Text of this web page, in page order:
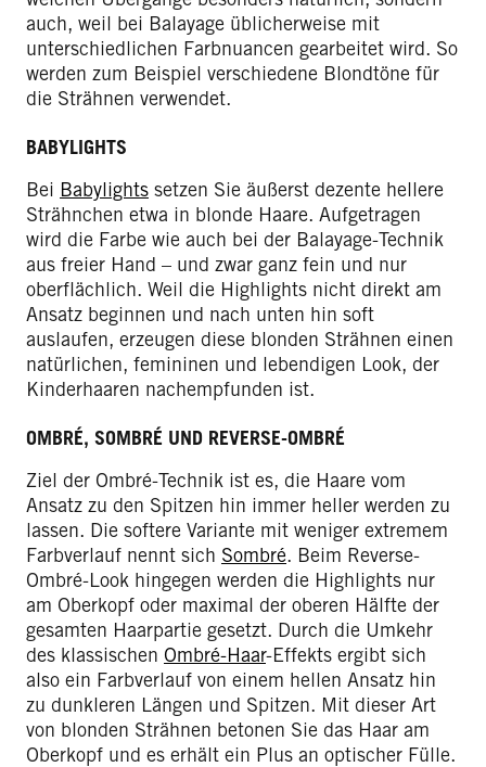
auch, weil bei Balayage üblicherweise mit
unterschiedlichen Farbnuancen gearbeitet wird. So
werden zum Beispiel verschiedene Blondtöne für
die Strähnen verwendet.
BABYLIGHTS
Bei Babylights setzen Sie äußerst dezente hellere
Strähnchen etwa in blonde Haare. Aufgetragen
wird die Farbe wie auch bei der Balayage-Technik
aus freier Hand – und zwar ganz fein und nur
oberflächlich. Weil die Highlights nicht direkt am
Ansatz beginnen und nach unten hin soft
auslaufen, erzeugen diese blonden Strähnen einen
natürlichen, femininen und lebendigen Look, der
Kinderhaaren nachempfunden ist.
OMBRÉ, SOMBRÉ UND REVERSE-OMBRÉ
Ziel der Ombré-Technik ist es, die Haare vom
Ansatz zu den Spitzen hin immer heller werden zu
lassen. Die softere Variante mit weniger extremem
Farbverlauf nennt sich Sombré. Beim Reverse-
Ombré-Look hingegen werden die Highlights nur
am Oberkopf oder maximal der oberen Hälfte der
gesamten Haarpartie gesetzt. Durch die Umkehr
des klassischen Ombré-Haar-Effekts ergibt sich
also ein Farbverlauf von einem hellen Ansatz hin
zu dunkleren Längen und Spitzen. Mit dieser Art
von blonden Strähnen betonen Sie das Haar am
Oberkopf und es erhält ein Plus an optischer Fülle.